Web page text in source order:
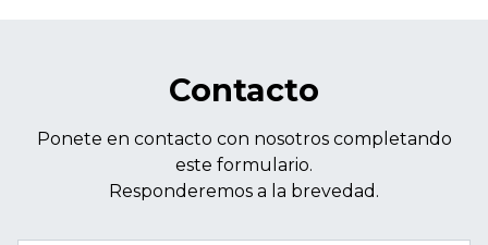
Contacto
Ponete en contacto con nosotros completando
este formulario.
Responderemos a la brevedad.